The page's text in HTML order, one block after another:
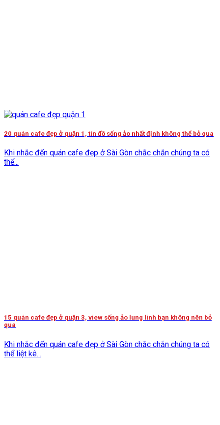
20 quán cafe đẹp ở quận 1, tín đồ sống ảo nhất định không thể bỏ qua
Khi nhắc đến quán cafe đẹp ở Sài Gòn chắc chắn chúng ta có
thể...
15 quán cafe đẹp ở quận 3, view sống ảo lung linh bạn không nên bỏ
qua
Khi nhắc đến quán cafe đẹp ở Sài Gòn chắc chắn chúng ta có
thể liệt kê...